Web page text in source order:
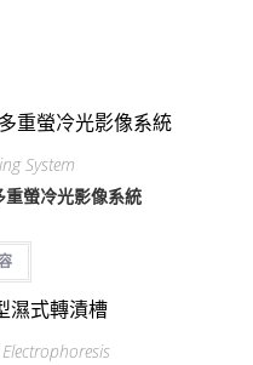
System
螢冷光影像系統